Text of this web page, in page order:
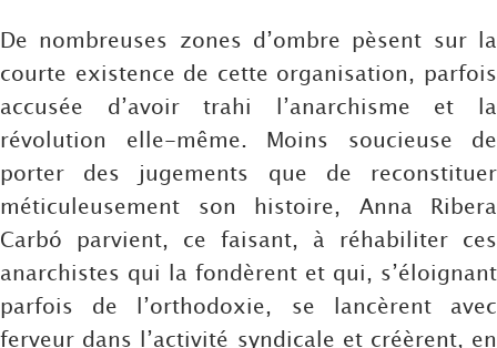
De nombreuses zones d’ombre pèsent sur la
courte existence de cette organisation, parfois
accusée d’avoir trahi l’anarchisme et la
révolution elle-même. Moins soucieuse de
porter des jugements que de reconstituer
méticuleusement son histoire, Anna Ribera
Carbó parvient, ce faisant, à réhabiliter ces
anarchistes qui la fondèrent et qui, s’éloignant
parfois de l’orthodoxie, se lancèrent avec
ferveur dans l’activité syndicale et créèrent, en